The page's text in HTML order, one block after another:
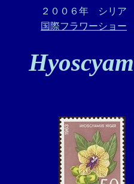
２００６年 シリア
国際フラワーショー